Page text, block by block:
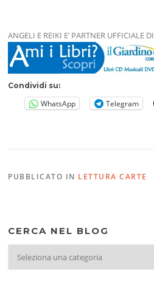
ANGELI E REIKI E’ PARTNER UFFICIALE DI
Condividi su:
WhatsApp Telegram
PUBBLICATO IN LETTURA CARTE
CERCA NEL BLOG
NEL